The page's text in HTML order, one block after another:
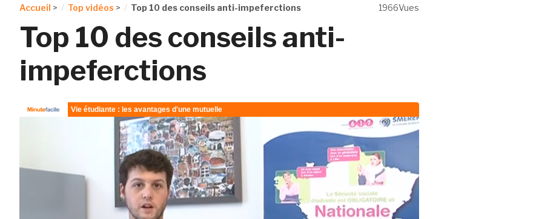
1966Vues
Accueil > Top vidéos > Top 10 des conseils anti-impeferctions
Top 10 des conseils anti-
impeferctions